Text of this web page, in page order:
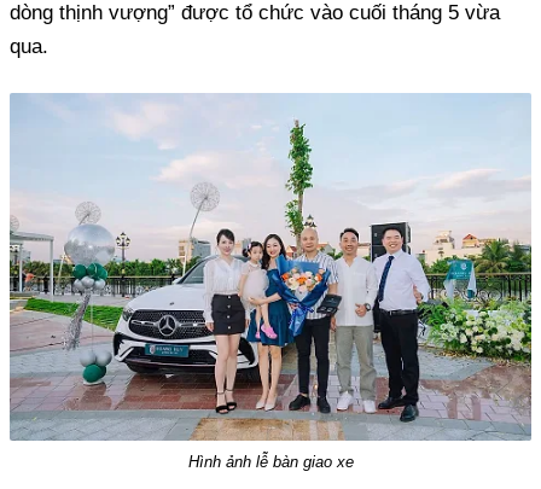
dòng thịnh vượng” được tổ chức vào cuối tháng 5 vừa
qua.
Hình ảnh lễ bàn giao xe